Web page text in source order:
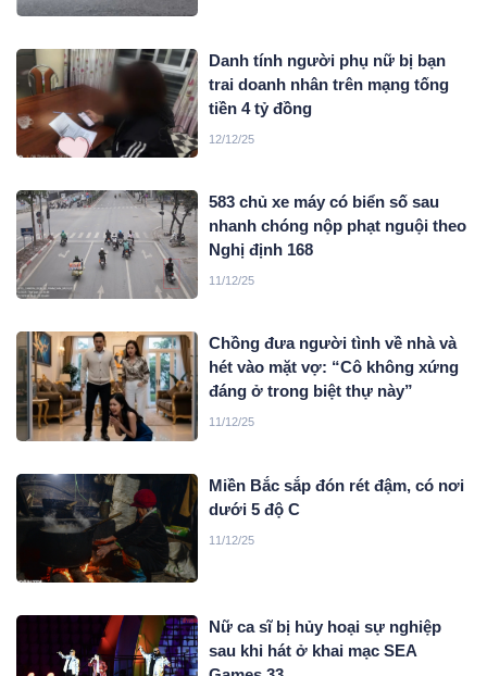
Danh tính người phụ nữ bị bạn
trai doanh nhân trên mạng tống
tiền 4 tỷ đồng
12/12/25
583 chủ xe máy có biển số sau
nhanh chóng nộp phạt nguội theo
Nghị định 168
11/12/25
Chồng đưa người tình về nhà và
hét vào mặt vợ: “Cô không xứng
đáng ở trong biệt thự này”
11/12/25
Miền Bắc sắp đón rét đậm, có nơi
dưới 5 độ C
11/12/25
Nữ ca sĩ bị hủy hoại sự nghiệp
sau khi hát ở khai mạc SEA